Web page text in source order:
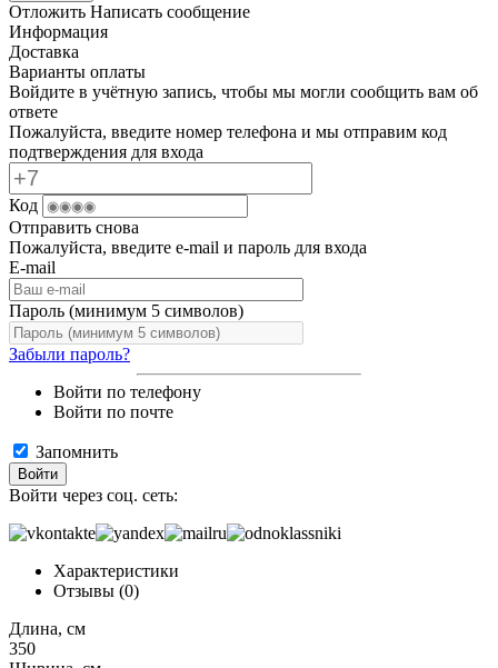
Отложить Написать сообщение
Информация
Доставка
Варианты оплаты
Войдите в учётную запись, чтобы мы могли сообщить вам об
ответе
Пожалуйста, введите номер телефона и мы отправим код
подтверждения для входа
Код
Отправить снова
Пожалуйста, введите e-mail и пароль для входа
E-mail
Пароль (минимум 5 символов)
Забыли пароль?
Войти по телефону
Войти по почте
Запомнить
Войти
Войти через соц. сеть:
Характеристики
Отзывы (0)
Длина, см
350